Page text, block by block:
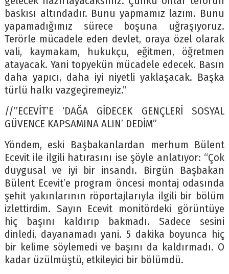
baskısı altındadır. Bunu yapmamız lazım. Bunu
yapamadığımız sürece boşuna uğraşıyoruz.
Terörle mücadele eden devlet, oraya özel olarak
vali, kaymakam, hukukçu, eğitmen, öğretmen
atayacak. Yani topyekün mücadele edecek. Basın
daha yapıcı, daha iyi niyetli yaklaşacak. Başka
türlü halkı vazgeçiremeyiz.”
//”ECEVİT’E ‘DAĞA GİDECEK GENÇLERİ SOSYAL
GÜVENCE KAPSAMINA ALIN’ DEDİM”
Yöndem, eski Başbakanlardan merhum Bülent
Ecevit ile ilgili hatırasını ise şöyle anlatıyor: “Çok
duygusal ve iyi bir insandı. Birgün Başbakan
Bülent Ecevit’e program öncesi montaj odasında
şehit yakınlarının röportajlarıyla ilgili bir bölüm
izlettirdim. Sayın Ecevit monitördeki görüntüye
hiç başını kaldırıp bakmadı. Sadece sesini
dinledi, dayanamadı yani. 5 dakika boyunca hiç
bir kelime söylemedi ve başını da kaldırmadı. O
kadar üzülmüştü, etkileyici bir bölümdü.